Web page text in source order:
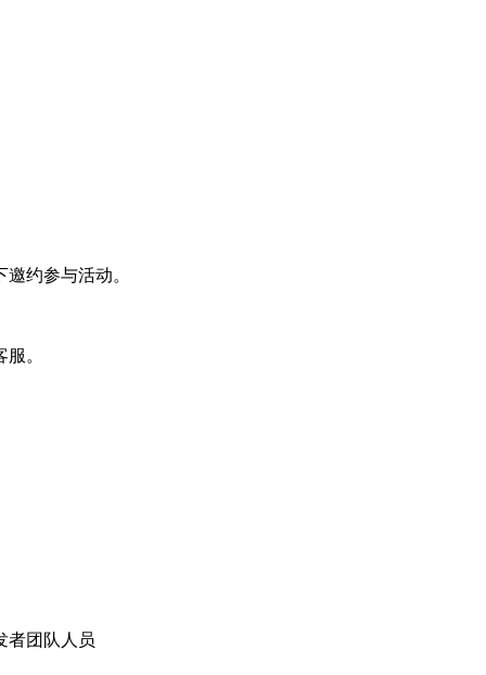
约参与活动。
。
者团队人员